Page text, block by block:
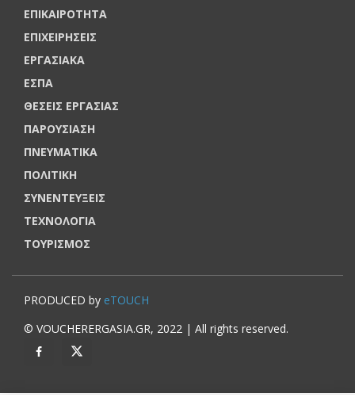
ΕΠΙΚΑΙΡΟΤΗΤΑ
ΕΠΙΧΕΙΡΗΣΕΙΣ
ΕΡΓΑΣΙΑΚΑ
ΕΣΠΑ
ΘΕΣΕΙΣ ΕΡΓΑΣΙΑΣ
ΠΑΡΟΥΣΙΑΣΗ
ΠΝΕΥΜΑΤΙΚΑ
ΠΟΛΙΤΙΚΗ
ΣΥΝΕΝΤΕΥΞΕΙΣ
ΤΕΧΝΟΛΟΓΙΑ
ΤΟΥΡΙΣΜΟΣ
PRODUCED by eTOUCH
© VOUCHERERGASIA.GR, 2022 | All rights reserved.